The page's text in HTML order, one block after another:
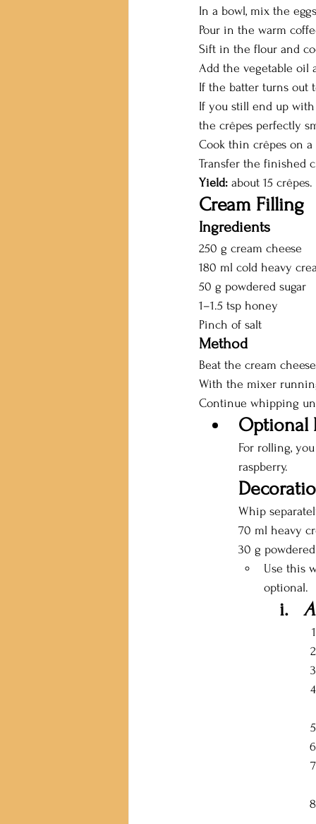
In a bowl, mix the
Pour in the warm
Sift in the flour and
Add the vegetable oil
If the batter turns out
If you still end up
the crêpes perfectly
Cook thin crêpes on a
Transfer the finished
Yield: about 15 crêpes.
Cream Filling
Ingredients
250 g cream cheese
180 ml cold heavy
50 g powdered sugar
1–1.5 tsp honey
Pinch of salt
Method
Beat the cream
With the mixer
Continue whipping
Optional
For rolling,
raspberry.
Whip
70 ml heavy
30 g
Use this
optional.